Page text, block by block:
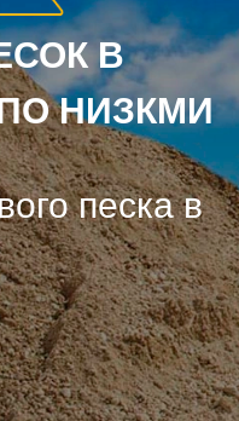
В
НИЗКМИ
песка в